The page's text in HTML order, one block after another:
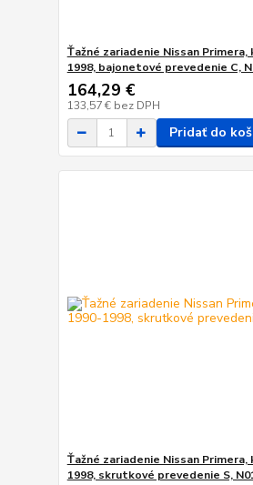
Ťažné zariadenie Nissan Primera,
1998, bajonetové prevedenie C,
164,29 €
133,57 € bez DPH
Pridať do
Ťažné zariadenie Nissan Primera,
1998, skrutkové prevedenie S,